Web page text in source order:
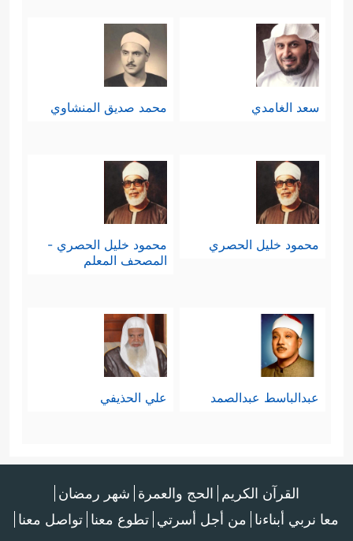
سعد الغامدي محمد صديق المنشاوي
محمود خليل الحصري
محمود خليل الحصري -
المصحف المعلم
عبدالباسط عبدالصمد علي الحذيفي
القرآن الكريم الحج والعمرة شهر رمضان
معا نربي أبناءنا من أجل أسرتي تطوع معنا تواصل معنا